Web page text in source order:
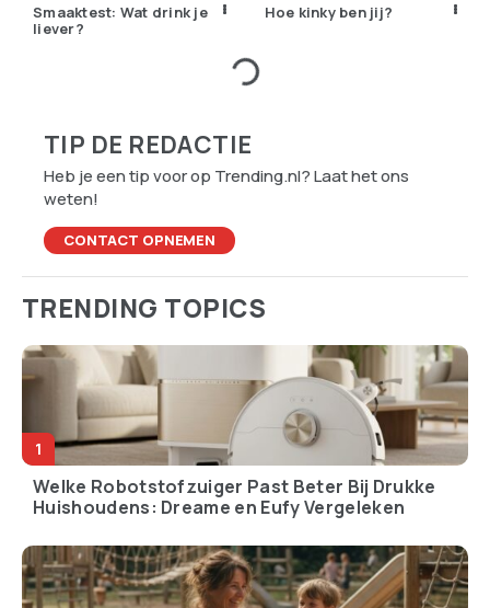
Smaaktest: Wat drink je
liever?
Hoe kinky ben jij?
TIP DE REDACTIE
Heb je een tip voor op Trending.nl? Laat het ons
weten!
CONTACT OPNEMEN
TRENDING TOPICS
Welke Robotstofzuiger Past Beter Bij Drukke
Huishoudens: Dreame en Eufy Vergeleken